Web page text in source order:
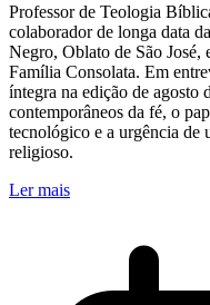
Professor de Teologia
colaborador de longa data
Negro, Oblato de São José,
Família Consolata. Em
íntegra na edição de agosto
contemporâneos da fé, o
tecnológico e a urgência de
religioso.
Ler mais